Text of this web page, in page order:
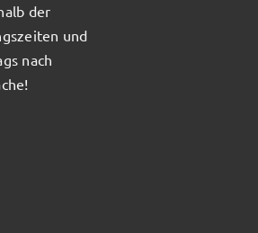
der
und
nach